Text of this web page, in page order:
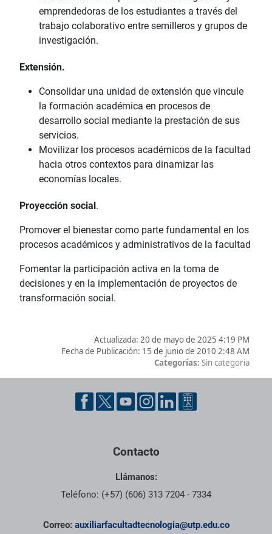
emprendedoras de los estudiantes a través del
trabajo colaborativo entre semilleros y grupos de
investigación.
Extensión.
Consolidar una unidad de extensión que vincule
la formación académica en procesos de
desarrollo social mediante la prestación de sus
servicios.
Movilizar los procesos académicos de la facultad
hacia otros contextos para dinamizar las
economías locales.
Proyección social .
Promover el bienestar como parte fundamental en los
procesos académicos y administrativos de la facultad
Fomentar la participación activa en la toma de
decisiones y en la implementación de proyectos de
transformación social.
Actualizada: 20 de mayo de 2025 4:19 PM
Fecha de Publicación: 15 de junio de 2010 2:48 AM
Categorías: Sin categoría
Pie de página con información de contacto, redes sociales y
Contacto
Llámanos:
Teléfono: (+57) (606) 313 7204 - 7334
Correo: auxiliarfacultadtecnologia@utp.edu.co